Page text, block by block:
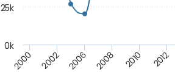
2000 2002 2006 2008 2010 2012
0k
25k